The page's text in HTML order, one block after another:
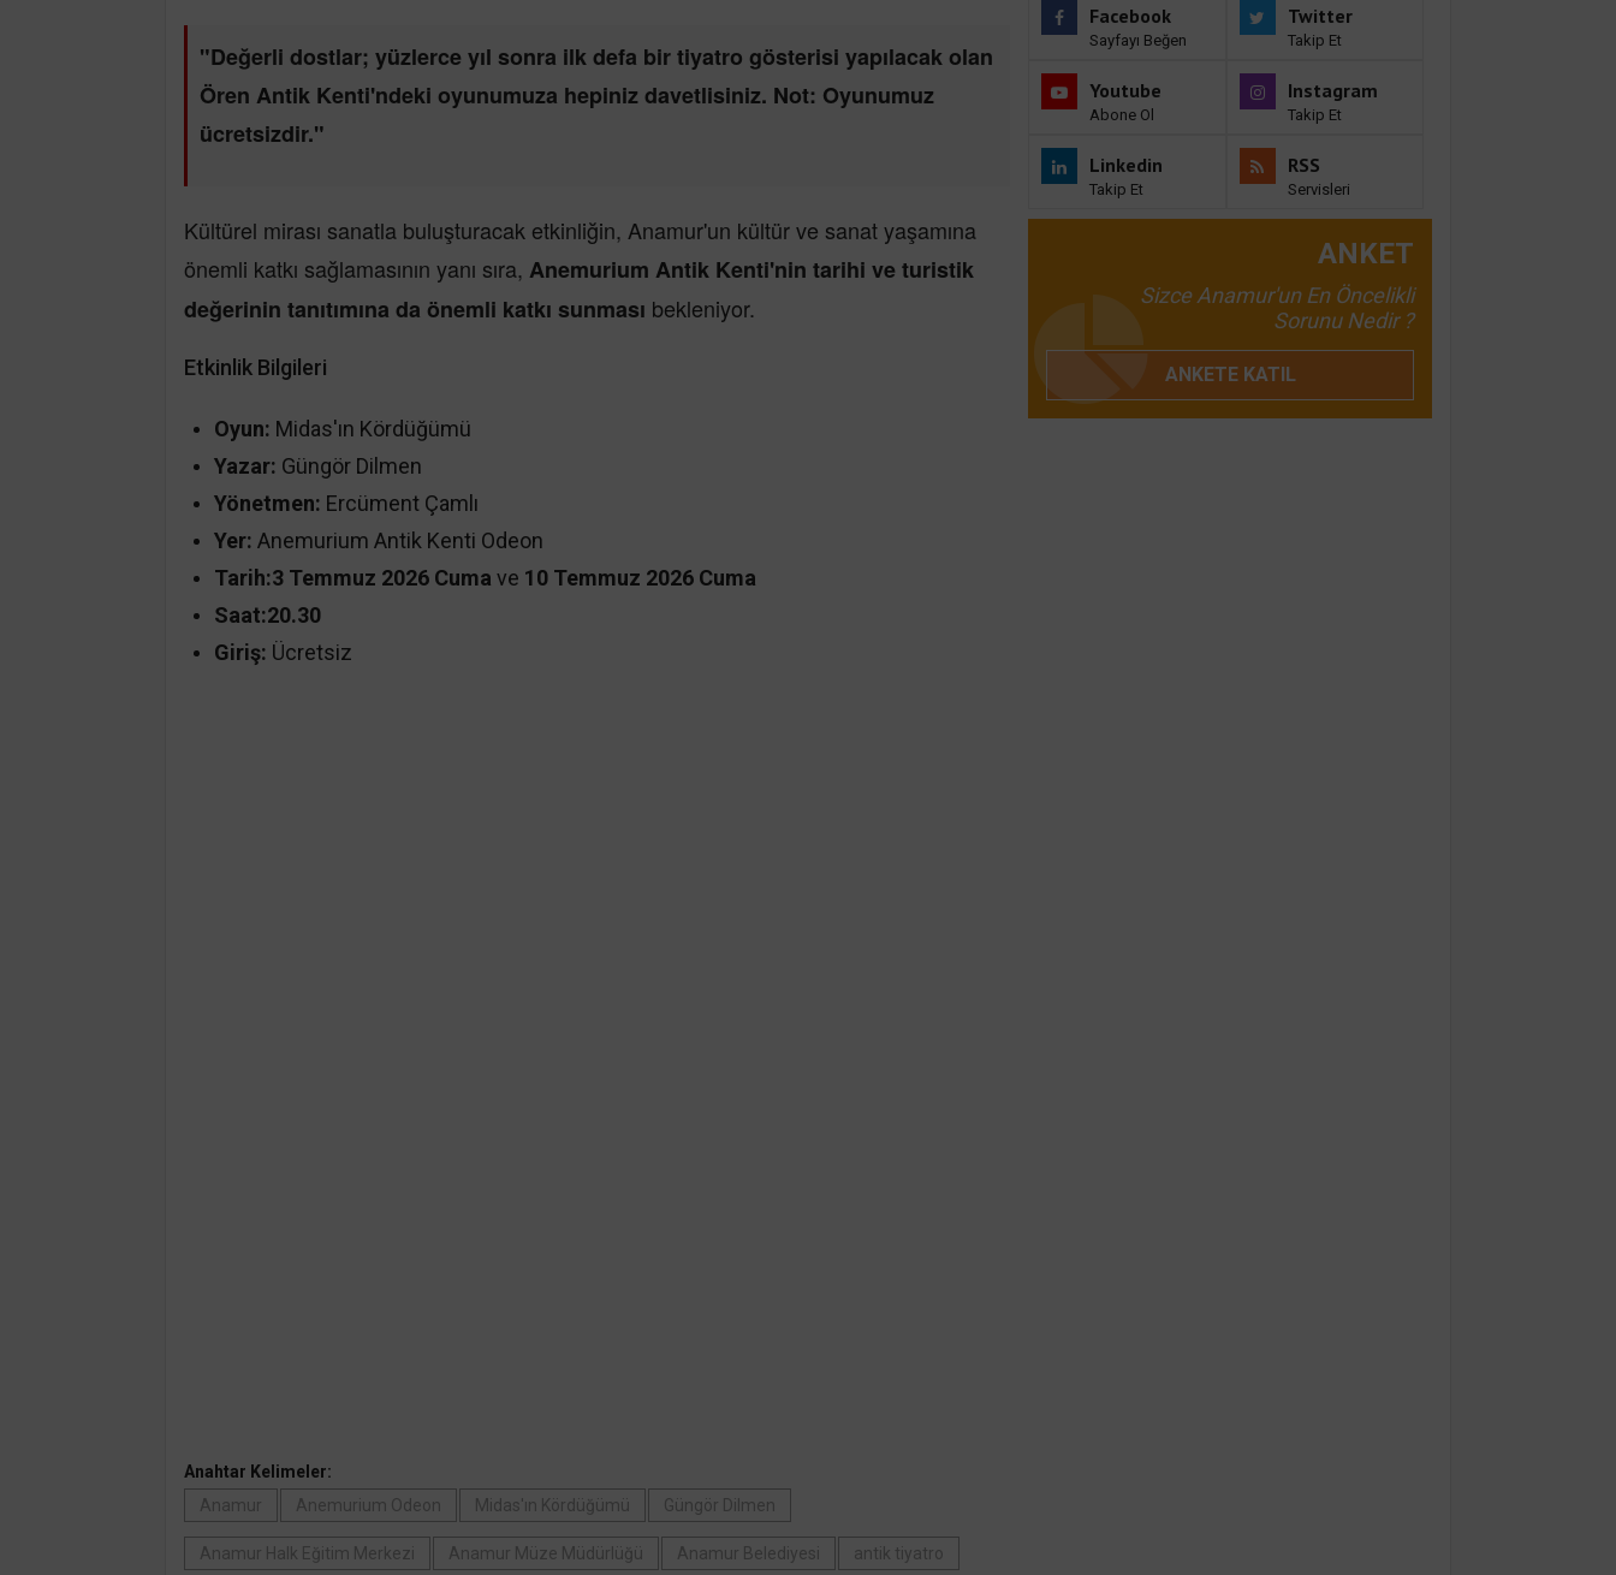
"Değerli dostlar; yüzlerce yıl sonra ilk defa bir tiyatro gösterisi yapılacak olan
Ören Antik Kenti'ndeki oyunumuza hepiniz davetlisiniz. Not: Oyunumuz
ücretsizdir."
Kültürel mirası sanatla buluşturacak etkinliğin, Anamur'un kültür ve sanat yaşamına
önemli katkı sağlamasının yanı sıra, Anemurium Antik Kenti'nin tarihi ve turistik
değerinin tanıtımına da önemli katkı sunması bekleniyor.
Etkinlik Bilgileri
Oyun: Midas'ın Kördüğümü
Yazar: Güngör Dilmen
Yönetmen: Ercüment Çamlı
Yer: Anemurium Antik Kenti Odeon
Tarih:3 Temmuz 2026 Cuma ve 10 Temmuz 2026 Cuma
Saat:20.30
Giriş: Ücretsiz
Anahtar Kelimeler:
Anamur
Anemurium Odeon Midas'ın Kördüğümü Güngör Dilmen
Anamur Halk Eğitim Merkezi Anamur Müze Müdürlüğü Anamur Belediyesi antik tiyatro
Facebook
Sayfayı Beğen
Twitter
Takip Et
Youtube
Abone Ol
Instagram
Takip Et
Linkedin
Takip Et
RSS
Servisleri
ANKET
Sizce Anamur'un En Öncelikli
Sorunu Nedir ?
ANKETE KATIL